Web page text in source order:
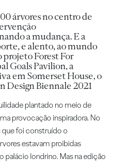
árvores no centro de
a mudança. E a
e alento, ao mundo
projeto Forest For
Goals Pavilion, a
em Somerset House, o
Design Biennale 2021
plantado no meio de
provocação inspiradora. No
que foi construído o
estavam proibidas
palácio londrino. Mas na edição